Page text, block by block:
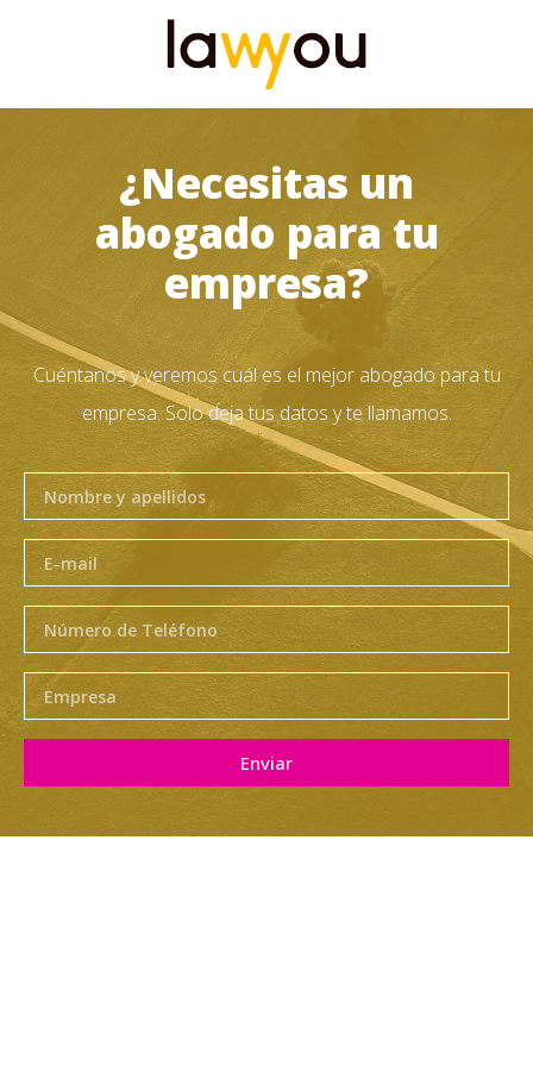
¿Necesitas un
abogado para tu
empresa?
Cuéntanos y veremos cuál es el mejor abogado para tu
empresa. Solo deja tus datos y te llamamos.
Enviar